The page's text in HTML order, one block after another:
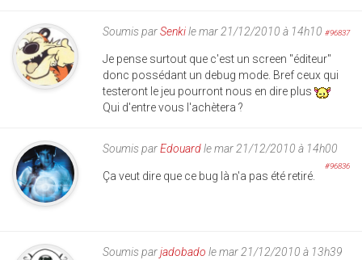
Soumis parSenkile mar 21/12/2010 à 14h10 #96837
Je pense surtout que c'est un screen "éditeur"
donc possédant un debug mode. Bref ceux qui
testeront le jeu pourront nous en dire plus
Qui d'entre vous l'achètera ?
Soumis parEdouardle mar 21/12/2010 à 14h00
#96836
Ça veut dire que ce bug là n'a pas été retiré.
Soumis parjadobado le mar 21/12/2010 à 13h39